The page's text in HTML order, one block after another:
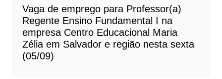
Vaga de emprego para Professor(a)
Regente Ensino Fundamental I na
empresa Centro Educacional Maria
Zélia em Salvador e região nesta sexta
(05/09)